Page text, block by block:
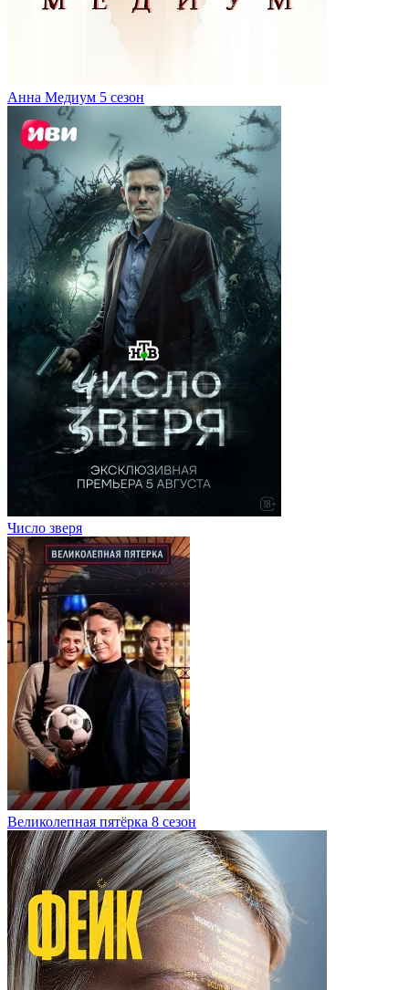
Анна Медиум 5 сезон
Число зверя
Великолепная пятёрка 8 сезон